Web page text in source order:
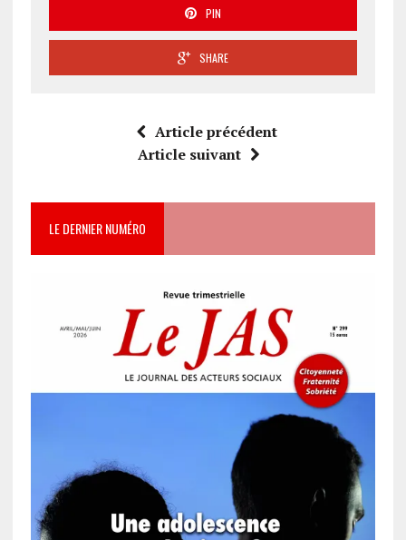
PIN
SHARE
Article précédent
Article suivant
LE DERNIER NUMÉRO